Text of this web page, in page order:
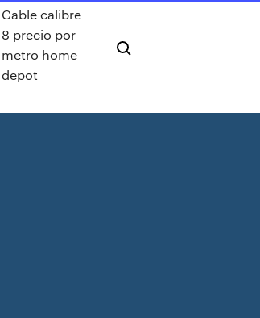
Cable calibre
8 precio por
metro home
depot